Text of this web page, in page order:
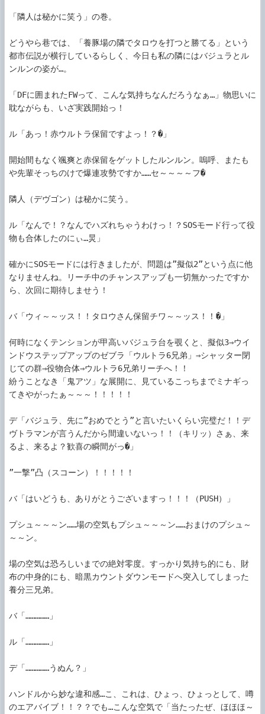
「隣人は秘かに笑う」の巻。
どうやら巷では、「養豚場の隣でタロウを打つと勝てる」という
都市伝説が横行しているらしく、今日も私の隣にはバジュラとル
ンルンの姿が…。
「DFに囲まれたFWって、こんな気持ちなんだろうなぁ…」物思いに
耽ながらも、いざ実践開始っ！
ル「あっ！赤ウルトラ保留ですよっ！？�」
開始間もなく颯爽と赤保留をゲットしたルンルン。嗚呼、またも
や先輩そっちのけで爆連攻勢ですか……セ～～～～フ�
隣人（デヴゴン）は秘かに笑う。
ル「なんで！？なんでハズれちゃうわけっ！？SOSモード行って役
物も合体したのにぃ…炅」
確かにSOSモードには行きましたが、問題は”擬似2”という点に他
なりませんね。リーチ中のチャンスアップも一切無かったですか
ら、次回に期待しませう！
バ「ウィ～～ッス！！タロウさん保留チワ～～ッス！！�」
何時になくテンションが甲高いバジュラ台を覗くと、擬似3⇒ウイ
ンドウステップアップのゼブラ「ウルトラ6兄弟」⇒シャッター閉
じての群⇒役物合体⇒ウルトラ6兄弟リーチへ！！
紛うことなき「鬼アツ」な展開に、見ているこっちまでミナギっ
てきやがったぁ～～～！！！！！
デ「バジュラ、先に”おめでとう”と言いたいくらい完璧だ！！デ
ヴトラマンが言うんだから間違いないっ！！（キリッ）さぁ、来
るよ、来るよ？歓喜の瞬間がっ�」
”一撃”凸（スコーン）！！！！！
バ「はいどうも、ありがとうございますっ！！！（PUSH）」
プシュ～～～ン……場の空気もプシュ～～～ン……おまけのプシュ～
～～ン。
場の空気は恐ろしいまでの絶対零度。すっかり気持ち的にも、財
布の中身的にも、暗黒カウントダウンモードへ突入してしまった
養分三兄弟。
バ「……………」
ル「……………」
デ「……………うぬん？」
ハンドルから妙な違和感…こ、これは、ひょっ、ひょっとして、噂
のエアバイブ！！？？でも…こんな空気で「当たったぜ、ほほほ～